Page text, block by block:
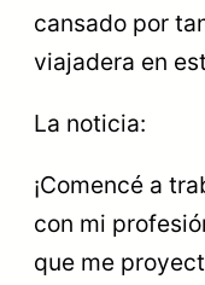
cansado por
viajadera en
La noticia:
¡Comencé a
con mi
que me